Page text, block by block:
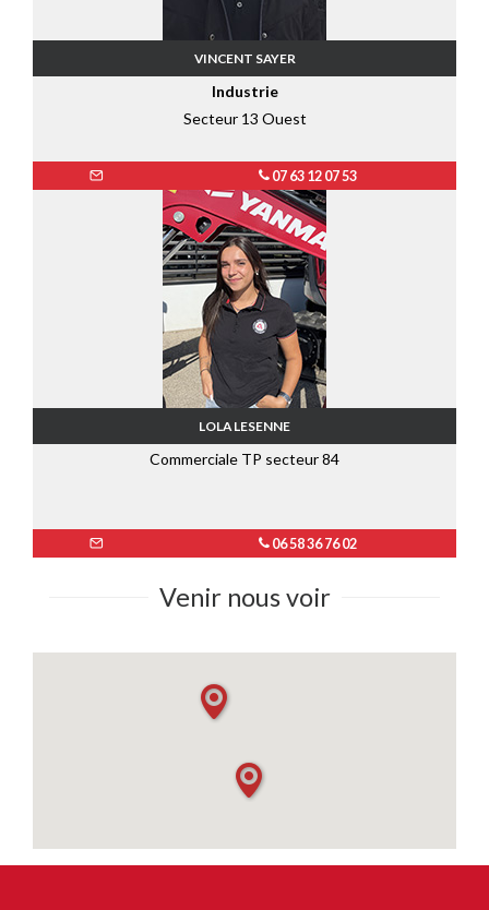
VINCENT SAYER
Industrie
Secteur 13 Ouest
07 63 12 07 53
LOLA LESENNE
Commerciale TP secteur 84
06 58 36 76 02
Venir nous voir